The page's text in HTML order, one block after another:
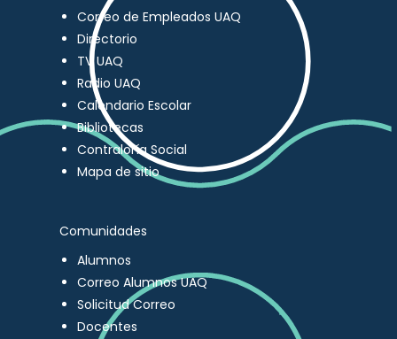
Correo de Empleados UAQ
Directorio
TV UAQ
Radio UAQ
Calendario Escolar
Bibliotecas
Contraloría Social
Mapa de sitio
Comunidades
Alumnos
Correo Alumnos UAQ
Solicitud Correo
Docentes